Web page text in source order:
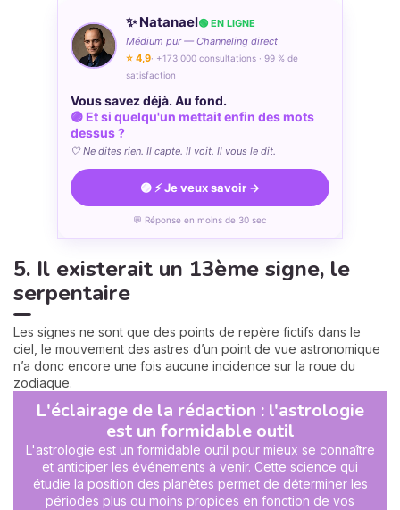
✨ Natanael🟢 EN LIGNE
Médium pur — Channeling direct
⭐ 4,9· +173 000 consultations · 99 % de
satisfaction
Vous savez déjà. Au fond.
🟣 Et si quelqu'un mettait enfin des mots
dessus ?
🤍 Ne dites rien. Il capte. Il voit. Il vous le dit.
🟣 ⚡ Je veux savoir →
💬 Réponse en moins de 30 sec
5. Il existerait un 13ème signe, le
serpentaire
Les signes ne sont que des points de repère fictifs dans le
ciel, le mouvement des astres d’un point de vue astronomique
n’a donc encore une fois aucune incidence sur la roue du
zodiaque.
L'éclairage de la rédaction : l'astrologie
est un formidable outil
L'astrologie est un formidable outil pour mieux se connaître
et anticiper les événements à venir. Cette science qui
étudie la position des planètes permet de déterminer les
périodes plus ou moins propices en fonction de vos